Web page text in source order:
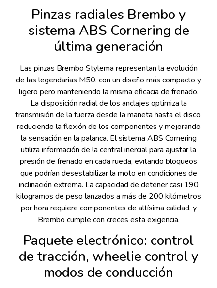
Pinzas radiales Brembo y
sistema ABS Cornering de
última generación
Las pinzas Brembo Stylema representan la evolución
de las legendarias M50, con un diseño más compacto y
ligero pero manteniendo la misma eficacia de frenado.
La disposición radial de los anclajes optimiza la
transmisión de la fuerza desde la maneta hasta el disco,
reduciendo la flexión de los componentes y mejorando
la sensación en la palanca. El sistema ABS Cornering
utiliza información de la central inercial para ajustar la
presión de frenado en cada rueda, evitando bloqueos
que podrían desestabilizar la moto en condiciones de
inclinación extrema. La capacidad de detener casi 190
kilogramos de peso lanzados a más de 200 kilómetros
por hora requiere componentes de altísima calidad, y
Brembo cumple con creces esta exigencia.
Paquete electrónico: control
de tracción, wheelie control y
modos de conducción